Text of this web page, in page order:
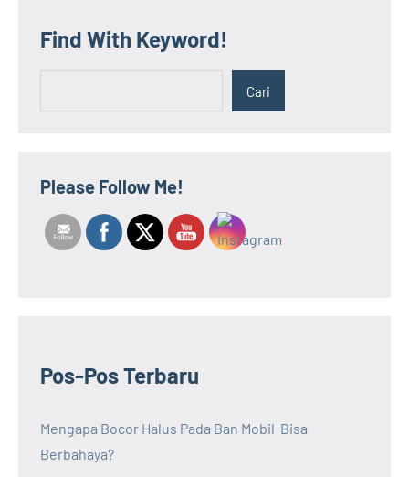
Find With Keyword!
Cari
Please Follow Me!
Pos-Pos Terbaru
Mengapa Bocor Halus Pada Ban Mobil Bisa
Berbahaya?